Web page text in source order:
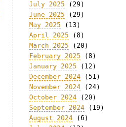
July 2025 (29)
June 2025 (29)
May 2025 (13)
April 2025 (8)
March 2025 (20)
February 2025 (8)
January 2025 (12)
December 2024 (51)
November 2024 (24)
October 2024 (20)
September 2024 (19)
August 2024 (6)